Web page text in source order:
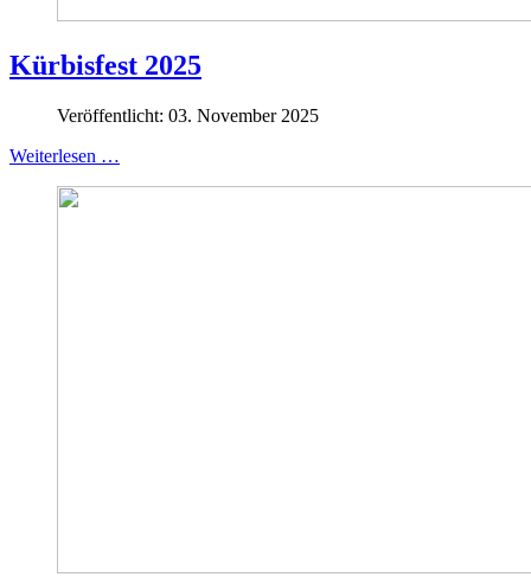
Kürbisfest 2025
Veröffentlicht: 03. November 2025
Weiterlesen …